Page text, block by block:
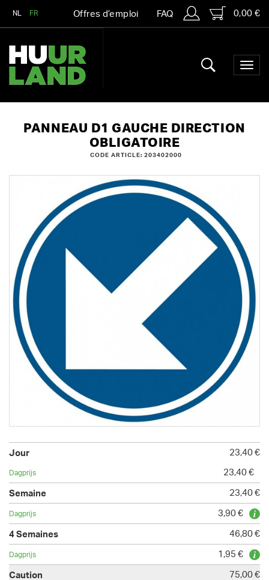
NL FR Offres d’emploi FAQ 0,00 €
PANNEAU D1 GAUCHE DIRECTION
OBLIGATOIRE
CODE ARTICLE: 203402000
23,40 €
23,40 €
23,40 €
3,90 €
46,80 €
1,95 €
75,00 €